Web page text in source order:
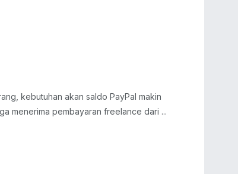
kebutuhan akan saldo PayPal makin
menerima pembayaran freelance dari ...